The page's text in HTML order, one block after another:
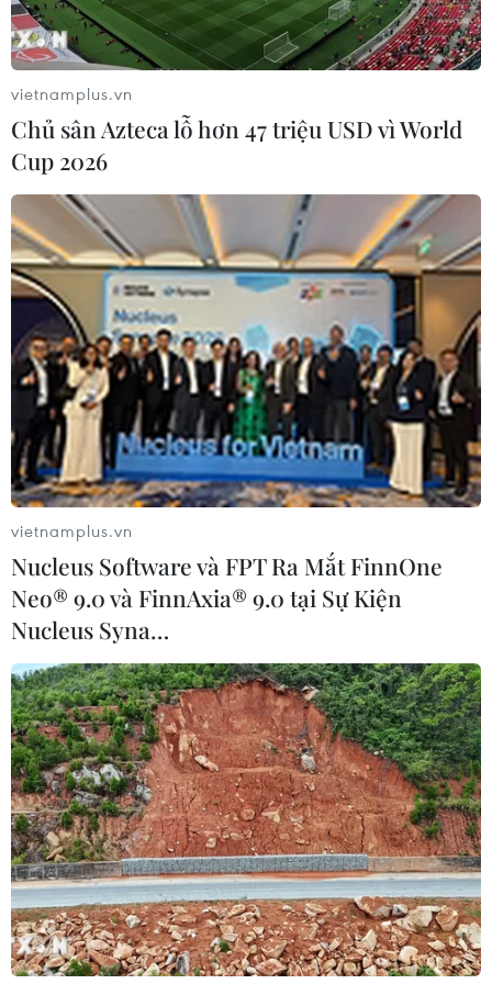
Giả danh công an, bộ đội biên phòng lừa
bán phụ nữ qua biên giới
11/09/2020 14:15
Ngoài thủ đoạn cũ là lừa yêu, Sùng A Chớ còn giả
danh Công an hoặc Bộ đội Biên phòng Lào Cai yêu cầu
bị hại sang Lào Cai để làm việc, sau đó lừa bán qua
biên giới.
Phê duyệt Kế hoạch thực hiện Công ước
ASEAN về phòng, chống buôn người
02/12/2020 13:56
Kế hoạch đặt mục tiêu nâng cao hiệu quả hợp tác quốc
tế về phòng, chống mua bán người, đặc biệt là phụ nữ
vietnamplus.vn
Chủ sân Azteca lỗ hơn 47 triệu USD vì World
Cup 2026
vietnamplus.vn
Nucleus Software và FPT Ra Mắt FinnOne
Neo® 9.0 và FinnAxia® 9.0 tại Sự Kiện
Nucleus Syna…